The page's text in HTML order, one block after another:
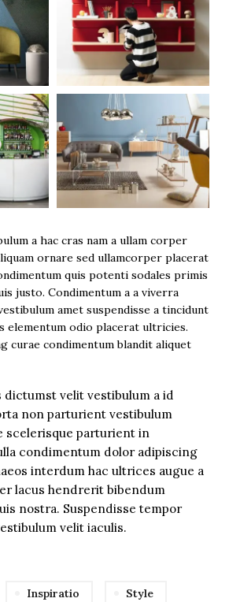
a hac cras nam a ullam corper
ornare sed ullamcorper placerat
quis potenti sodales primis
justo. Condimentum a a viverra
amet suspendisse a tincidunt
elementum odio placerat ultricies.
curae condimentum blandit aliquet
dictumst velit vestibulum a id
non parturient vestibulum
scelerisque parturient in
condimentum dolor adipiscing
interdum hac ultrices augue a
lacus hendrerit bibendum
nostra. Suspendisse tempor
velit iaculis.
Inspiratio Style